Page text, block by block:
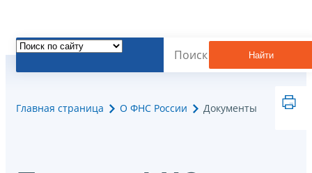
Найти
Главная страница О ФНС России Документы